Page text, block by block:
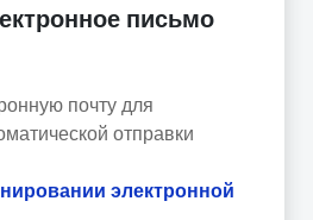
письмо
почту для
отправки
электронной